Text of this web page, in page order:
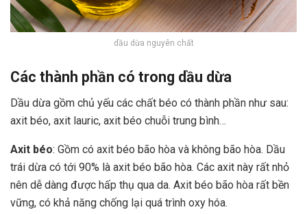
dầu dừa nguyên chất
Các thành phần có trong dầu dừa
Dầu dừa gồm chủ yếu các chất béo có thành phần như sau:
axit béo, axit lauric, axit béo chuỗi trung bình…
Axit béo: Gồm có axit béo bão hòa và không bão hòa. Dầu
trái dừa có tới 90% là axit béo bão hòa. Các axit này rất nhỏ
nên dễ dàng được hấp thụ qua da. Axit béo bão hòa rất bền
vững, có khả năng chống lại quá trình oxy hóa.